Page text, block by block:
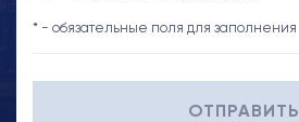
* - обязательные поля для заполнения
ОТПРАВИТЬ